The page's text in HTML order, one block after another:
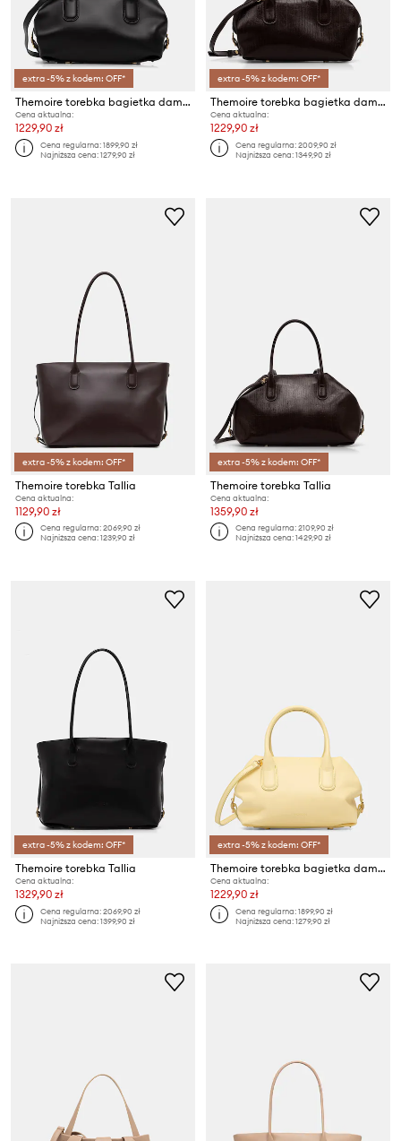
extra -5% z kodem: OFF*
Themoire torebka bagietka damska z imitacji skóry Tallia
Cena aktualna:
1229,90 zł
Cena regularna:1899,90 zł
Najniższa cena:1279,90 zł
extra -5% z kodem: OFF*
Themoire torebka bagietka damska z imitacji skóry Tallia
Cena aktualna:
1229,90 zł
Cena regularna:2009,90 zł
Najniższa cena:1349,90 zł
extra -5% z kodem: OFF*
Themoire torebka Tallia
Cena aktualna:
1129,90 zł
Cena regularna:2069,90 zł
Najniższa cena:1239,90 zł
extra -5% z kodem: OFF*
Themoire torebka Tallia
Cena aktualna:
1359,90 zł
Cena regularna:2109,90 zł
Najniższa cena:1429,90 zł
extra -5% z kodem: OFF*
Themoire torebka Tallia
Cena aktualna:
1329,90 zł
Cena regularna:2069,90 zł
Najniższa cena:1399,90 zł
extra -5% z kodem: OFF*
Themoire torebka bagietka damska z imitacji skóry Tallia
Cena aktualna:
1229,90 zł
Cena regularna:1899,90 zł
Najniższa cena:1279,90 zł